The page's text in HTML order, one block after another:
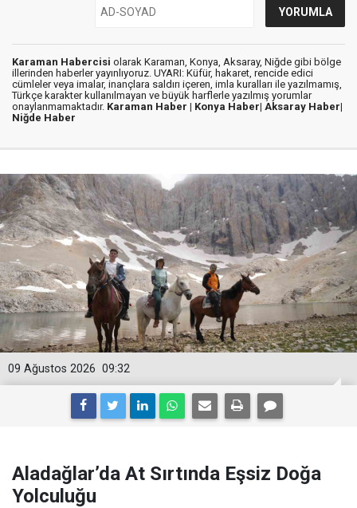
Karaman Habercisi olarak Karaman, Konya, Aksaray, Niğde gibi bölge
illerinden haberler yayınlıyoruz. UYARI: Küfür, hakaret, rencide edici
cümleler veya imalar, inançlara saldırı içeren, imla kuralları ile yazılmamış,
Türkçe karakter kullanılmayan ve büyük harflerle yazılmış yorumlar
onaylanmamaktadır. Karaman Haber | Konya Haber| Aksaray Haber|
Niğde Haber
09:32
09 Ağustos 2026
Aladağlar’da At Sırtında Eşsiz Doğa
Yolculuğu